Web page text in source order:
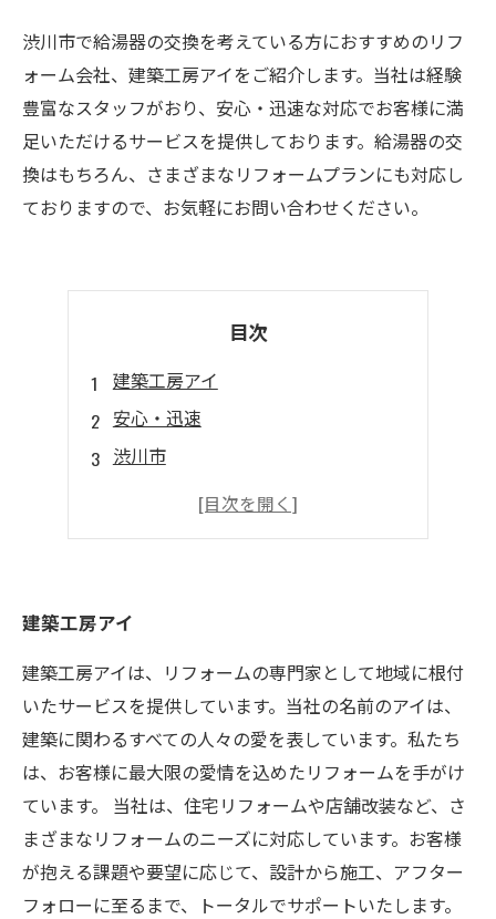
渋川市で給湯器の交換を考えている方におすすめのリフ
ォーム会社、建築工房アイをご紹介します。当社は経験
豊富なスタッフがおり、安心・迅速な対応でお客様に満
足いただけるサービスを提供しております。給湯器の交
換はもちろん、さまざまなリフォームプランにも対応し
ておりますので、お気軽にお問い合わせください。
目次
建築工房アイ
安心・迅速
渋川市
建築工房アイ
建築工房アイは、リフォームの専門家として地域に根付
いたサービスを提供しています。当社の名前のアイは、
建築に関わるすべての人々の愛を表しています。私たち
は、お客様に最大限の愛情を込めたリフォームを手がけ
ています。 当社は、住宅リフォームや店舗改装など、さ
まざまなリフォームのニーズに対応しています。お客様
が抱える課題や要望に応じて、設計から施工、アフター
フォローに至るまで、トータルでサポートいたします。